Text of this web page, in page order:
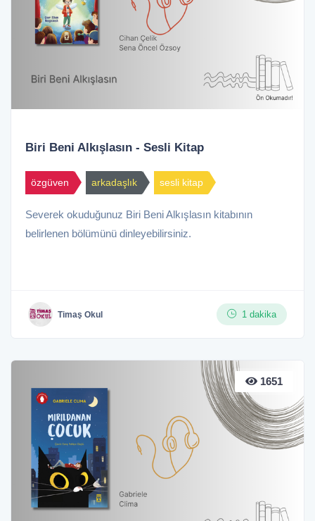
Biri Beni Alkışlasın - Sesli Kitap
özgüven arkadaşlık sesli kitap
Severek okuduğunuz Biri Beni Alkışlasın kitabının
belirlenen bölümünü dinleyebilirsiniz.
Timaş Okul 1 dakika
1651